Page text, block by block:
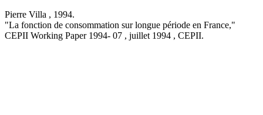
Pierre Villa , 1994.
"La fonction de consommation sur longue période en France,"
CEPII Working Paper 1994- 07 , juillet 1994 , CEPII.